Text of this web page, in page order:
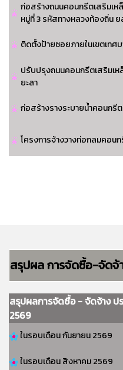
ก่อสร้างถนนคอนกรีตเสริมเห
หมู่ที่ 3 รหัสทางหลวงท้องถิ่น ย
ติดตั้งป้ายซอยภายในเขตเทศ
ปรับปรุงถนนคอนกรีตเสริมเห
ยะลา
ก่อสร้างรางระบายน้ำคอนกรี
โครงการจ้างวางท่อกลมคอ
สรุปผล การจัดซื้อ-จัดจ้
สรุปผลการจัดซื้อ - จัดจ้าง ป
2569
ในรอบเดือน กันยายน 2569
ในรอบเดือน สิงหาคม 2569